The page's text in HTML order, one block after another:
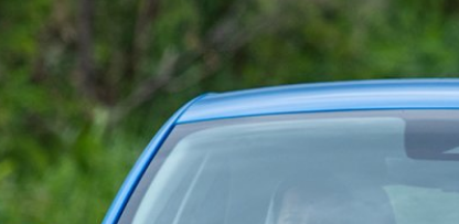
ไปแล้ว เห็นได้ชัดว่ามีคนสนใจเยอะ และเป็นอีกตัวเลือกของคนที่
ก็มักจะหันไปหารถไฮบริดแบบนี้แหละ พิสูจน์ได้จากตัวเลขยอด
ฮบริด แทนที่รถ EV อย่างชัดเจน หลังจาก BYD Sealion 6 DM-i เปิดตัว
Hybrid+ ลุยตลาดรถคอมแพกต์ไฮบริด ชูความประหยัดขับได้ไกล
2 รุ่นย่อยได้แก่ รุ่นเริ่มต้น D และรุ่นท็อป X สิ่งที่แตกต่างเป็นเรื่อง
นาดตัวรถ 4,113 x 1,797 x 1,502 มิลลิเมตร ซึ่งถือว่าใหญ่กว่ารุ่นเดิม
x…
ago